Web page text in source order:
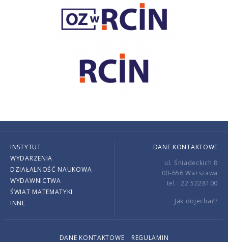
INSTYTUT
WYDARZENIA
DZIAŁALNOŚĆ NAUKOWA
WYDAWNICTWA
ŚWIAT MATEMATYKI
INNE
DANE KONTAKTOWE
ul. Śniadeckich 8
00-656 Warszawa
tel.: 22 5228100
Jak dojechać?
DANE KONTAKTOWE REGULAMIN